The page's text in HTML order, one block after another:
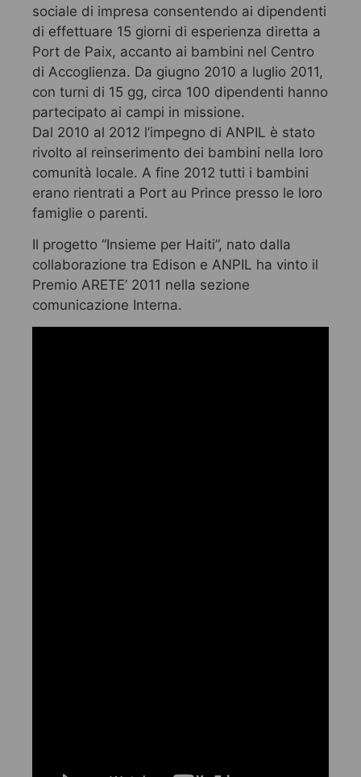
sociale di impresa consentendo ai dipendenti
di effettuare 15 giorni di esperienza diretta a
Port de Paix, accanto ai bambini nel Centro
di Accoglienza. Da giugno 2010 a luglio 2011,
con turni di 15 gg, circa 100 dipendenti hanno
partecipato ai campi in missione.
Dal 2010 al 2012 l’impegno di ANPIL è stato
rivolto al reinserimento dei bambini nella loro
comunità locale. A fine 2012 tutti i bambini
erano rientrati a Port au Prince presso le loro
famiglie o parenti.
Il progetto “Insieme per Haiti”, nato dalla
collaborazione tra Edison e ANPIL ha vinto il
Premio ARETE’ 2011 nella sezione
comunicazione Interna.